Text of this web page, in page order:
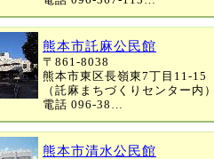
熊本市託麻公民館
〒861-8038
熊本市東区長嶺東7丁目11-15
（託麻まちづくりセンター内
電話 096-38…
熊本市清水公民館